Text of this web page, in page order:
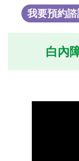
我要預約諮
白內